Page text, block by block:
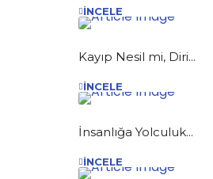
İNCELE
Kayıp Nesil mi, Diri...
İNCELE
İnsanlığa Yolculuk...
İNCELE